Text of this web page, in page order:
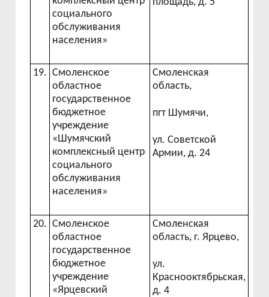
социального
обслуживания
населения»
19. Смоленское
областное
государственное
бюджетное
учреждение
«Шумячский
комплексный центр
социального
обслуживания
населения»
Смоленская
область,
пгт Шумячи,
ул. Советской
Армии, д. 24
20. Смоленское
областное
государственное
бюджетное
учреждение
«Ярцевский
Смоленская
область, г. Ярцево,
ул.
Краснооктябрьская,
д. 4